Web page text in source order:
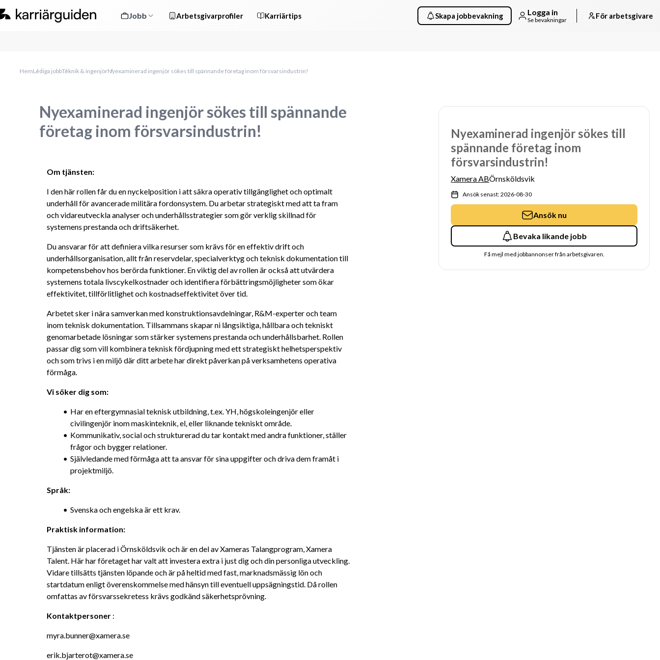
Jobb Arbetsgivarprofiler Karriärtips Skapa jobbevakning Logga in
Se bevakningar För arbetsgivare
HemLediga jobbTeknik & ingenjörNyexaminerad ingenjör sökes till spännande företag inom försvarsindustrin!
Nyexaminerad ingenjör sökes till spännande
företag inom försvarsindustrin!
Om tjänsten:
I den här rollen får du en nyckelposition i att säkra operativ tillgänglighet och optimalt
underhåll för avancerade militära fordonsystem. Du arbetar strategiskt med att ta fram
och vidareutveckla analyser och underhållsstrategier som gör verklig skillnad för
systemens prestanda och driftsäkerhet.
Du ansvarar för att definiera vilka resurser som krävs för en effektiv drift och
underhållsorganisation, allt från reservdelar, specialverktyg och teknisk dokumentation till
kompetensbehov hos berörda funktioner. En viktig del av rollen är också att utvärdera
systemens totala livscykelkostnader och identifiera förbättringsmöjligheter som ökar
effektivitet, tillförlitlighet och kostnadseffektivitet över tid.
Arbetet sker i nära samverkan med konstruktionsavdelningar, R&M-experter och team
inom teknisk dokumentation. Tillsammans skapar ni långsiktiga, hållbara och tekniskt
genomarbetade lösningar som stärker systemens prestanda och underhållsbarhet. Rollen
passar dig som vill kombinera teknisk fördjupning med ett strategiskt helhetsperspektiv
och som trivs i en miljö där ditt arbete har direkt påverkan på verksamhetens operativa
förmåga.
Vi söker dig som:
Har en eftergymnasial teknisk utbildning, t.ex. YH, högskoleingenjör eller
civilingenjör inom maskinteknik, el, eller liknande tekniskt område.
Kommunikativ, social och strukturerad du tar kontakt med andra funktioner, ställer
frågor och bygger relationer.
Självledande med förmåga att ta ansvar för sina uppgifter och driva dem framåt i
projektmiljö.
Språk:
Svenska och engelska är ett krav.
Praktisk information:
Tjänsten är placerad i Örnsköldsvik och är en del av Xameras Talangprogram, Xamera
Talent. Här har företaget har valt att investera extra i just dig och din personliga utveckling.
Vidare tillsätts tjänsten löpande och är på heltid med fast, marknadsmässig lön och
startdatum enligt överenskommelse med hänsyn till eventuell uppsägningstid. Då rollen
omfattas av försvarssekretess krävs godkänd säkerhetsprövning.
Kontaktpersoner :
myra.bunner@xamera.se
erik.bjarterot@xamera.se
Nyexaminerad ingenjör sökes till
spännande företag inom
försvarsindustrin!
Xamera ABÖrnsköldsvik
Ansök senast: 2026-08-30
Ansök nu
Bevaka likande jobb
Få mejl med jobbannonser från arbetsgivaren.